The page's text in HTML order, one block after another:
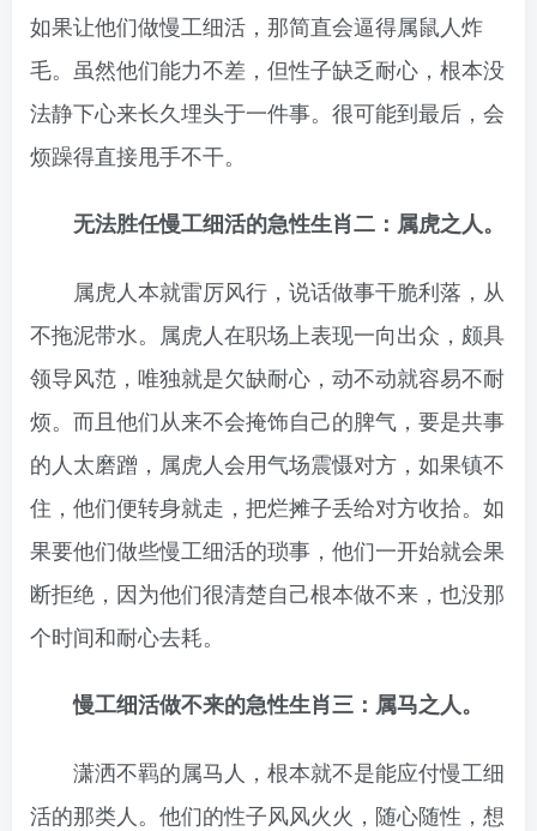
如果让他们做慢工细活，那简直会逼得属鼠人炸
毛。虽然他们能力不差，但性子缺乏耐心，根本没
法静下心来长久埋头于一件事。很可能到最后，会
烦躁得直接甩手不干。
无法胜任慢工细活的急性生肖二：属虎之人。
属虎人本就雷厉风行，说话做事干脆利落，从
不拖泥带水。属虎人在职场上表现一向出众，颇具
领导风范，唯独就是欠缺耐心，动不动就容易不耐
烦。而且他们从来不会掩饰自己的脾气，要是共事
的人太磨蹭，属虎人会用气场震慑对方，如果镇不
住，他们便转身就走，把烂摊子丢给对方收拾。如
果要他们做些慢工细活的琐事，他们一开始就会果
断拒绝，因为他们很清楚自己根本做不来，也没那
个时间和耐心去耗。
慢工细活做不来的急性生肖三：属马之人。
潇洒不羁的属马人，根本就不是能应付慢工细
活的那类人。他们的性子风风火火，随心随性，想